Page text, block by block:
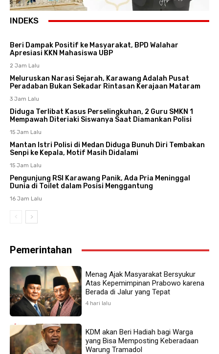
INDEKS
Beri Dampak Positif ke Masyarakat, BPD Walahar
Apresiasi KKN Mahasiswa UBP
2 Jam Lalu
Meluruskan Narasi Sejarah, Karawang Adalah Pusat
Peradaban Bukan Sekadar Rintasan Kerajaan Mataram
3 Jam Lalu
Diduga Terlibat Kasus Perselingkuhan, 2 Guru SMKN 1
Mempawah Diteriaki Siswanya Saat Diamankan Polisi
15 Jam Lalu
Mantan Istri Polisi di Medan Diduga Bunuh Diri Tembakan
Senpi ke Kepala, Motif Masih Didalami
15 Jam Lalu
Pengunjung RSI Karawang Panik, Ada Pria Meninggal
Dunia di Toilet dalam Posisi Menggantung
16 Jam Lalu
Pemerintahan
Menag Ajak Masyarakat Bersyukur
Atas Kepemimpinan Prabowo karena
Berada di Jalur yang Tepat
4 hari lalu
KDM akan Beri Hadiah bagi Warga
yang Bisa Memposting Keberadaan
Warung Tramadol